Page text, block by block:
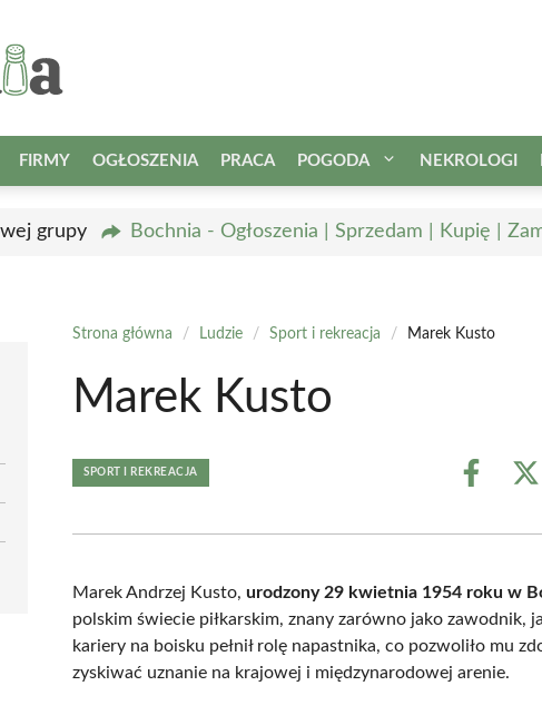
FIRMY OGŁOSZENIA PRACA POGODA NEKROLOGI
grupy Bochnia - Ogłoszenia | Sprzedam | Kupię |
Strona główna / Ludzie / Sport i rekreacja / Marek Kusto
Marek Kusto
SPORT I REKREACJA
Share
Marek Andrzej Kusto, urodzony 29 kwietnia 1954 roku w
polskim świecie piłkarskim, znany zarówno jako zawodnik,
kariery na boisku pełnił rolę napastnika, co pozwoliło mu
zyskiwać uznanie na krajowej i międzynarodowej arenie.